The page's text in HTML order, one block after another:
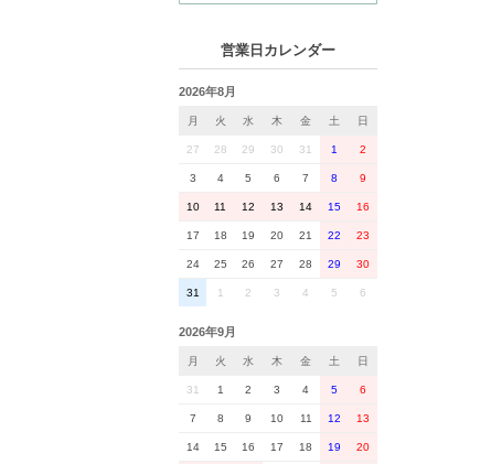
営業日カレンダー
2026年8月
月 火 水 木 金 土 日
27 28 29 30 31 1 2
3 4 5 6 7 8 9
10 11 12 13 14 15 16
17 18 19 20 21 22 23
24 25 26 27 28 29 30
31 1 2 3 4 5 6
2026年9月
月 火 水 木 金 土 日
31 1 2 3 4 5 6
7 8 9 10 11 12 13
14 15 16 17 18 19 20